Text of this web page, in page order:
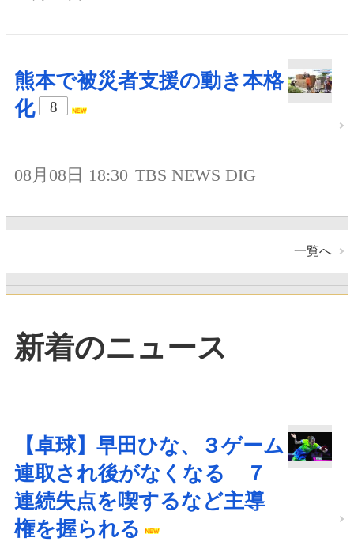
熊本で被災者支援の動き本格
化
8
08月08日 18:30 TBS NEWS DIG
一覧へ
新着のニュース
【卓球】早田ひな、３ゲーム
連取され後がなくなる ７
連続失点を喫するなど主導
権を握られる